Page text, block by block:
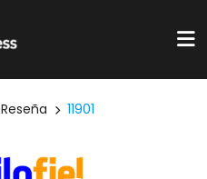
Reseña 11901